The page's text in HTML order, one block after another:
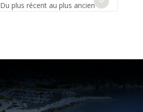
Du plus récent au plus ancien